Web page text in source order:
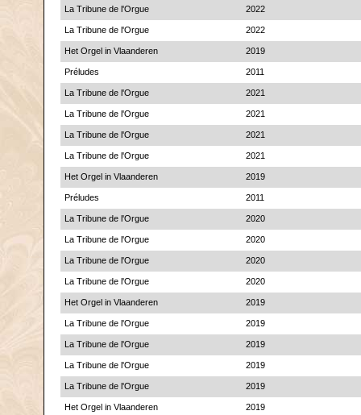
La Tribune de l'Orgue 2022
La Tribune de l'Orgue 2022
Het Orgel in Vlaanderen 2019
Préludes 2011
La Tribune de l'Orgue 2021
La Tribune de l'Orgue 2021
La Tribune de l'Orgue 2021
La Tribune de l'Orgue 2021
Het Orgel in Vlaanderen 2019
Préludes 2011
La Tribune de l'Orgue 2020
La Tribune de l'Orgue 2020
La Tribune de l'Orgue 2020
La Tribune de l'Orgue 2020
Het Orgel in Vlaanderen 2019
La Tribune de l'Orgue 2019
La Tribune de l'Orgue 2019
La Tribune de l'Orgue 2019
La Tribune de l'Orgue 2019
Het Orgel in Vlaanderen 2019